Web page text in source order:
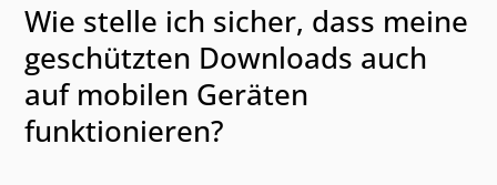
Wie stelle ich sicher, dass meine
geschützten Downloads auch
auf mobilen Geräten
funktionieren?